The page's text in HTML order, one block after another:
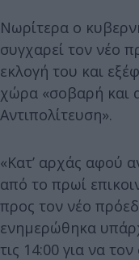
Νωρίτερα ο
συγχαρεί τον νέο
εκλογή του και
χώρα «σοβαρή και
Αντιπολίτευση».
«Κατ’ αρχάς αφού
από το πρωί
προς τον νέο
ενημερώθηκα
τις 14:00 για να